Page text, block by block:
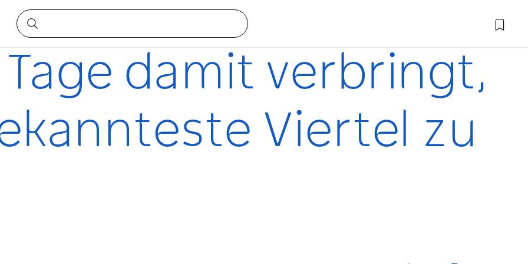
bekannteste Viertel zu erkunden
Tage damit verbringt,
Viertel zu